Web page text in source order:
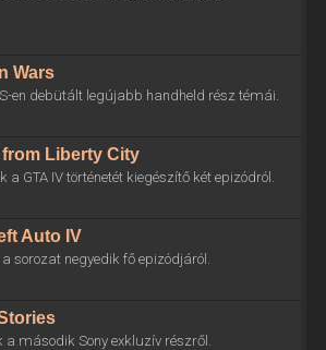
Wars
en debütált legújabb handheld rész témái.
Liberty City
a GTA IV történetét kiegészítő két epizódról.
Auto IV
sorozat negyedik fő epizódjáról.
a második Sony exkluzív részről.